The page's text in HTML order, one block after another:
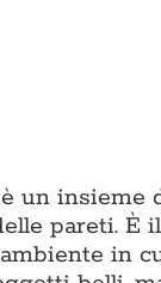
un insieme
pareti. È il
in